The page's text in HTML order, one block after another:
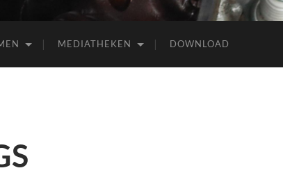
MEDIATHEKEN DOWNLOAD